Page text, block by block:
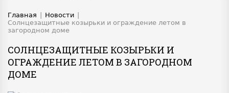
Главная Новости
Солнцезащитные козырьки и ограждение летом в
загородном доме
СОЛНЦЕЗАЩИТНЫЕ КОЗЫРЬКИ И
ОГРАЖДЕНИЕ ЛЕТОМ В ЗАГОРОДНОМ
ДОМЕ